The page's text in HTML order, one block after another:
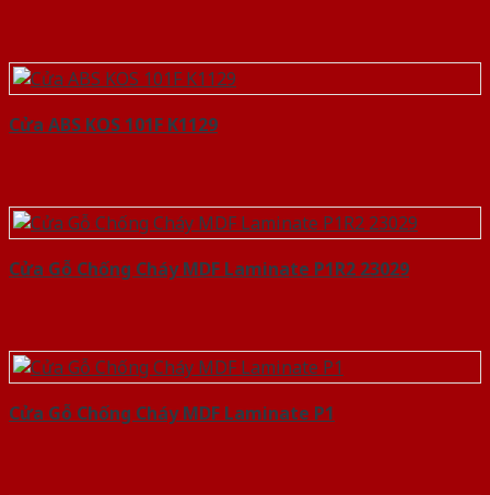
Cửa ABS KOS 101F K1129
Cửa Gỗ Chống Cháy MDF Laminate P1R2 23029
Cửa Gỗ Chống Cháy MDF Laminate P1